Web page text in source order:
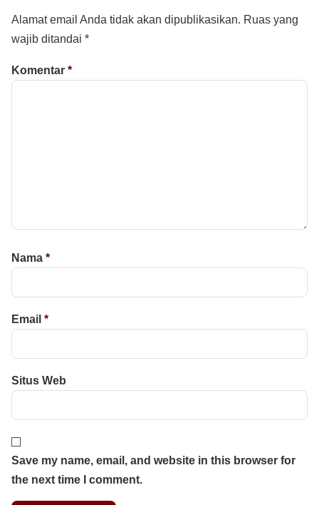
Alamat email Anda tidak akan dipublikasikan. Ruas yang
wajib ditandai *
Komentar *
Nama *
Email *
Situs Web
Save my name, email, and website in this browser for
the next time I comment.